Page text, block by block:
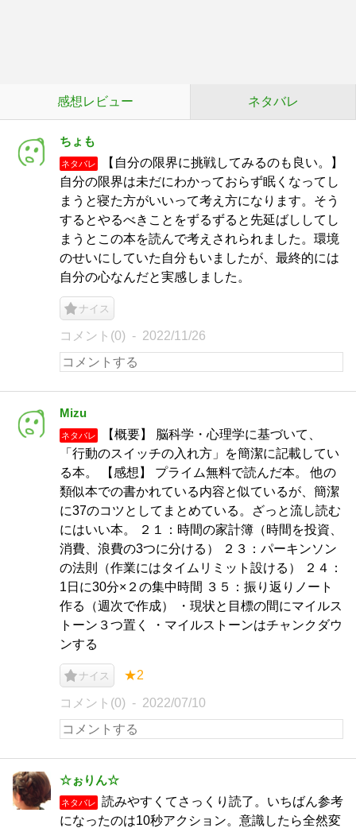
感想レビュー ネタバレ
ちょも
ネタバレ
【自分の限界に挑戦してみるのも良い。】
自分の限界は未だにわかっておらず眠くなってし
まうと寝た方がいいって考え方になります。そう
するとやるべきことをずるずると先延ばししてし
まうとこの本を読んで考えされられました。環境
のせいにしていた自分もいましたが、最終的には
自分の心なんだと実感しました。
ナイス
コメント(0) 2022/11/26
Mizu
ネタバレ
【概要】 脳科学・心理学に基づいて、
「行動のスイッチの入れ方」を簡潔に記載してい
る本。 【感想】 プライム無料で読んだ本。 他の
類似本での書かれている内容と似ているが、簡潔
に37のコツとしてまとめている。ざっと流し読む
にはいい本。 ２１：時間の家計簿（時間を投資、
消費、浪費の3つに分ける） ２３：パーキンソン
の法則（作業にはタイムリミット設ける） ２４：
1日に30分×２の集中時間 ３５：振り返りノート
作る（週次で作成） ・現状と目標の間にマイルス
トーン３つ置く ・マイルストーンはチャンクダウ
ンする
ナイス ★2
コメント(0) 2022/07/10
☆ぉりん☆
ネタバレ
読みやすくてさっくり読了。いちばん参考
になったのは10秒アクション。意識したら全然変